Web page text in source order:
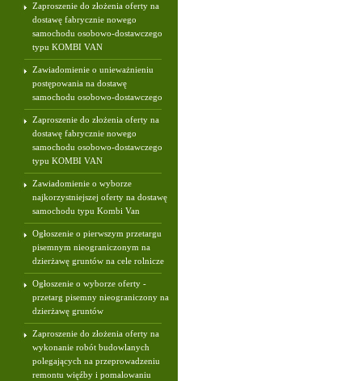
Zaproszenie do złożenia oferty na
dostawę fabrycznie nowego
samochodu osobowo-dostawczego
typu KOMBI VAN
Zawiadomienie o unieważnieniu
postępowania na dostawę
samochodu osobowo-dostawczego
Zaproszenie do złożenia oferty na
dostawę fabrycznie nowego
samochodu osobowo-dostawczego
typu KOMBI VAN
Zawiadomienie o wyborze
najkorzystniejszej oferty na dostawę
samochodu typu Kombi Van
Ogłoszenie o pierwszym przetargu
pisemnym nieograniczonym na
dzierżawę gruntów na cele rolnicze
Ogłoszenie o wyborze oferty -
przetarg pisemny nieograniczony na
dzierżawę gruntów
Zaproszenie do złożenia oferty na
wykonanie robót budowlanych
polegających na przeprowadzeniu
remontu więźby i pomalowaniu